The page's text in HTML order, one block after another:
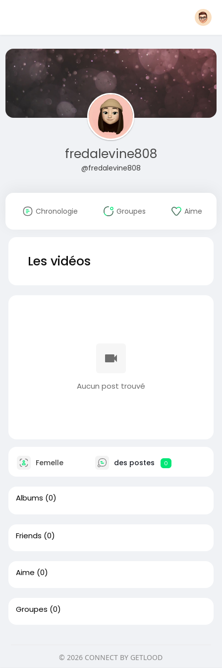
fredalevine808
@fredalevine808
Chronologie Groupes Aime
Les vidéos
Aucun post trouvé
Femelle des postes 0
Albums (0)
Friends (0)
Aime (0)
Groupes (0)
© 2026 CONNECT BY GETLOOD